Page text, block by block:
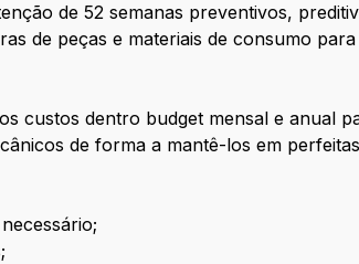
de 52 semanas preventivos,
de peças e materiais de consumo
custos dentro budget mensal e anual
de forma a mantê-los em